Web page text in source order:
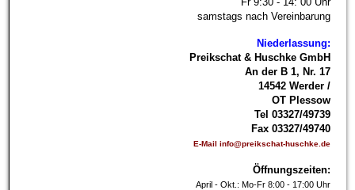
samstags nach Vereinbarung
Niederlassung:
Preikschat & Huschke GmbH
An der B 1, Nr. 17
14542 Werder /
OT Plessow
Tel 03327/49739
Fax 03327/49740
E-Mail info@preikschat-huschke.de
Öffnungszeiten:
April - Okt.: Mo-Fr 8:00 - 17:00 Uhr